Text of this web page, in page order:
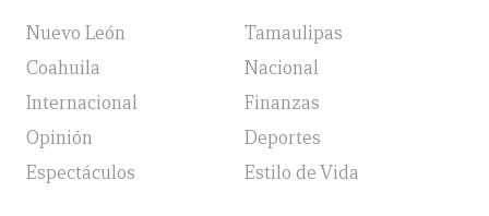
Nuevo León
Tamaulipas
Coahuila
Nacional
Internacional
Finanzas
Opinión
Deportes
Espectáculos
Estilo de Vida